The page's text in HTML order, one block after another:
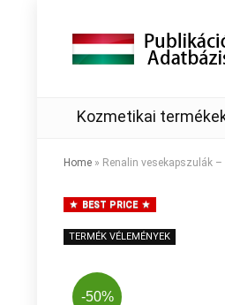
Kozmetikai
Home » Renalin vesekapszulák
BEST PRICE
TERMÉK VÉLEMÉNYEK
-50%